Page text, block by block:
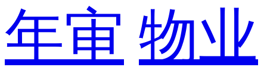
年审 物业